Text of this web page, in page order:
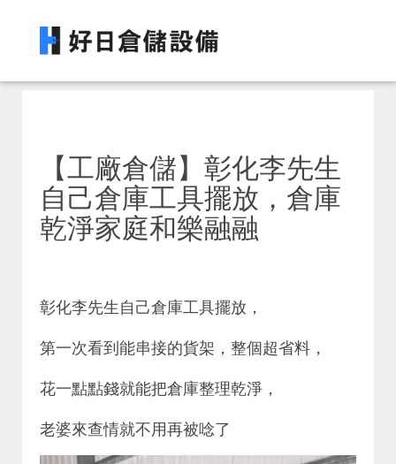
【工廠倉儲】彰化李先生
自己倉庫工具擺放，倉庫
乾淨家庭和樂融融
彰化李先生自己倉庫工具擺放，
第一次看到能串接的貨架，整個超省料，
花一點點錢就能把倉庫整理乾淨，
老婆來查情就不用再被唸了